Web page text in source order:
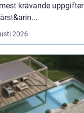
krävande uppgifter
2026